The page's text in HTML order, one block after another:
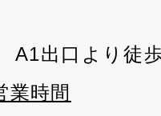
A1出口より徒
業時間